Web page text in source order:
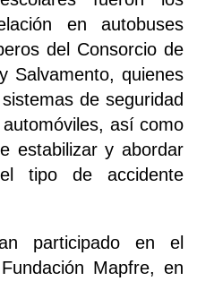
en autobuses
del Consorcio de
Salvamento, quienes
de seguridad
así como
estabilizar y abordar
tipo de accidente
participado en el
Mapfre, en